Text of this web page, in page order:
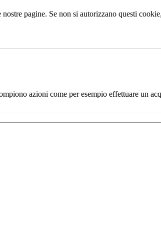
pagine. Se non si autorizzano questi
azioni come per esempio effettuare un